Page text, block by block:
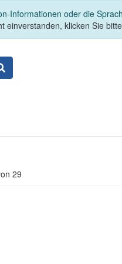
Informationen oder die
einverstanden, klicken Sie
29